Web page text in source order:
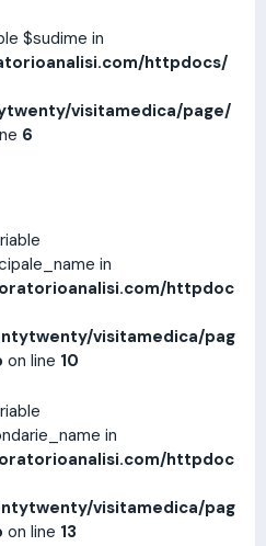
$sudime in
httpdocs/
visitamedica/page/
6
in
httpdoc
visitamedica/pag
on line 10
in
httpdoc
visitamedica/pag
on line 13